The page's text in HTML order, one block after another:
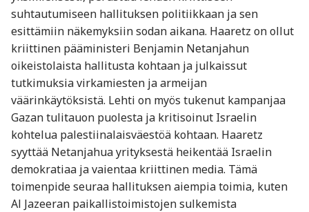
suhtautumiseen hallituksen politiikkaan ja sen
esittämiin näkemyksiin sodan aikana. Haaretz on ollut
kriittinen pääministeri Benjamin Netanjahun
oikeistolaista hallitusta kohtaan ja julkaissut
tutkimuksia virkamiesten ja armeijan
väärinkäytöksistä. Lehti on myös tukenut kampanjaa
Gazan tulitauon puolesta ja kritisoinut Israelin
kohtelua palestiinalaisväestöä kohtaan. Haaretz
syyttää Netanjahua yrityksestä heikentää Israelin
demokratiaa ja vaientaa kriittinen media. Tämä
toimenpide seuraa hallituksen aiempia toimia, kuten
Al Jazeeran paikallistoimistojen sulkemista